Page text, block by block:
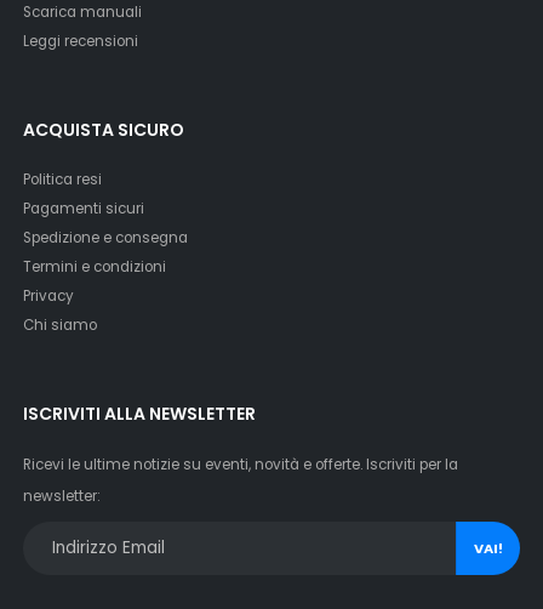
Scarica manuali
Leggi recensioni
ACQUISTA SICURO
Politica resi
Pagamenti sicuri
Spedizione e consegna
Termini e condizioni
Privacy
Chi siamo
ISCRIVITI ALLA NEWSLETTER
Ricevi le ultime notizie su eventi, novità e offerte. Iscriviti per la
newsletter:
VAI!